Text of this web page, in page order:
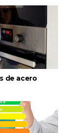
de acero